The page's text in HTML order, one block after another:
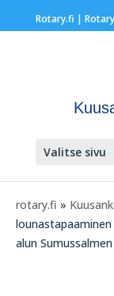
Rotary.fi |
Valitse sivu
rotary.fi »
alun